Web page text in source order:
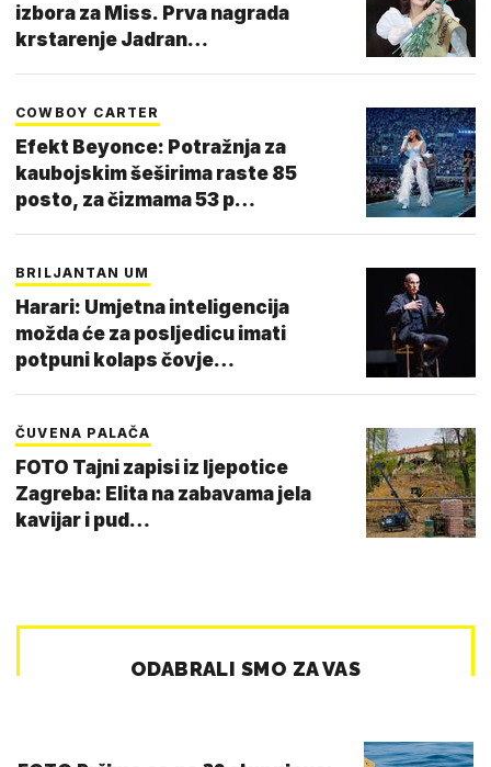
izbora za Miss. Prva nagrada
krstarenje Jadran…
COWBOY CARTER
Efekt Beyonce: Potražnja za
kaubojskim šeširima raste 85
posto, za čizmama 53 p…
BRILJANTAN UM
Harari: Umjetna inteligencija
možda će za posljedicu imati
potpuni kolaps čovje…
ČUVENA PALAČA
FOTO Tajni zapisi iz ljepotice
Zagreba: Elita na zabavama jela
kavijar i pud…